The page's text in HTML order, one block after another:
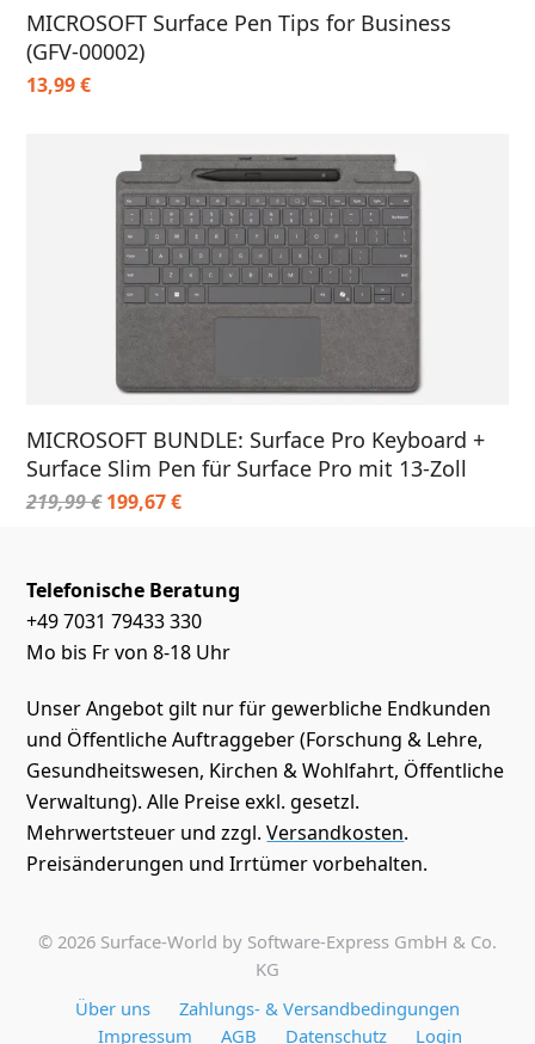
MICROSOFT Surface Pen Tips for Business
(GFV-00002)
13,99€
MICROSOFT BUNDLE: Surface Pro Keyboard +
Surface Slim Pen für Surface Pro mit 13-Zoll
219,99€ 199,67€
Telefonische Beratung
+49 7031 79433 330
Mo bis Fr von 8-18 Uhr
Unser Angebot gilt nur für gewerbliche Endkunden
und Öffentliche Auftraggeber (Forschung & Lehre,
Gesundheitswesen, Kirchen & Wohlfahrt, Öffentliche
Verwaltung). Alle Preise exkl. gesetzl.
Mehrwertsteuer und zzgl.Versandkosten.
Preisänderungen und Irrtümer vorbehalten.
© 2026 Surface-World by Software-Express GmbH & Co.
KG
Über uns
Zahlungs- & Versandbedingungen
Impressum
AGB Datenschutz Login